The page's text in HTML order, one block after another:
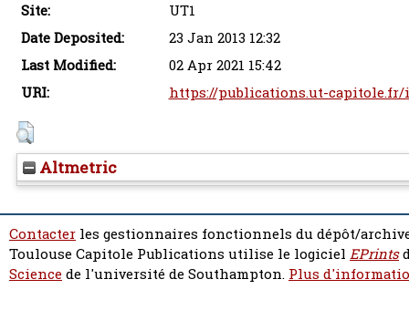
Site:
UT1
Date Deposited:
23 Jan 2013 12:32
Last Modified:
02 Apr 2021 15:42
URI:
https://publications.ut-
Altmetric
Contacter les gestionnaires fonctionnels du dépôt/
Toulouse Capitole Publications utilise le logiciel EPrints
Sciencede l'université de Southampton. Plus